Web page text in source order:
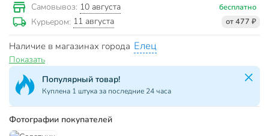
Самовывоз: 10 августа бесплатно
Курьером: 11 августа от 477 ₽
Наличие в магазинах города Елец
Показать
Популярный товар!
Куплена 1 штука за последние 24 часа
Фотографии покупателей